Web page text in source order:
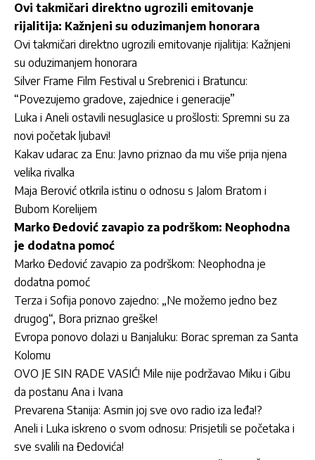
Ovi takmičari direktno ugrozili emitovanje
rijalitija: Kažnjeni su oduzimanjem honorara
Ovi takmičari direktno ugrozili emitovanje rijalitija: Kažnjeni
su oduzimanjem honorara
Silver Frame Film Festival u Srebrenici i Bratuncu:
“Povezujemo gradove, zajednice i generacije”
Luka i Aneli ostavili nesuglasice u prošlosti: Spremni su za
novi početak ljubavi!
Kakav udarac za Enu: Javno priznao da mu više prija njena
velika rivalka
Maja Berović otkrila istinu o odnosu s Jalom Bratom i
Bubom Korelijem
Marko Đedović zavapio za podrškom: Neophodna
je dodatna pomoć
Marko Đedović zavapio za podrškom: Neophodna je
dodatna pomoć
Terza i Sofija ponovo zajedno: „Ne možemo jedno bez
drugog“, Bora priznao greške!
Evropa ponovo dolazi u Banjaluku: Borac spreman za Santa
Kolomu
OVO JE SIN RADE VASIĆ! Mile nije podržavao Miku i Gibu
da postanu Ana i Ivana
Prevarena Stanija: Asmin joj sve ovo radio iza leđa!?
Aneli i Luka iskreno o svom odnosu: Prisjetili se početaka i
sve svalili na Đedovića!